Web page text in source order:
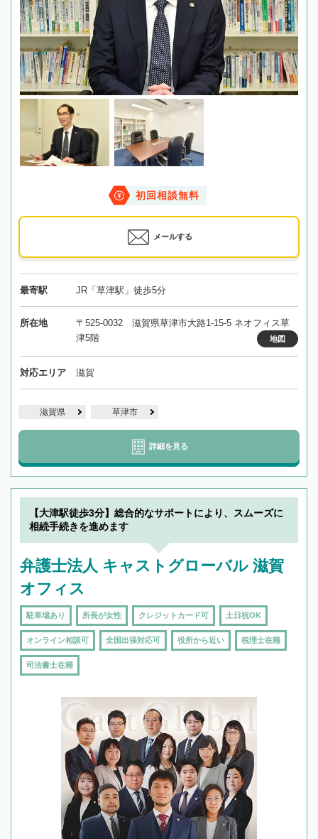
初回相談無料
メールする
最寄駅 JR「草津駅」徒歩5分
所在地
〒525-0032 滋賀県草津市大路1-15-5 ネオフィス草
津5階
地図
対応エリア 滋賀
滋賀県 草津市
詳細を見る
【大津駅徒歩3分】総合的なサポートにより、スムーズに
相続手続きを進めます
弁護士法人 キャストグローバル 滋賀
オフィス
駐車場あり 所長が女性 クレジットカード可 土日祝OK
オンライン相談可 全国出張対応可 役所から近い 税理士在籍
司法書士在籍